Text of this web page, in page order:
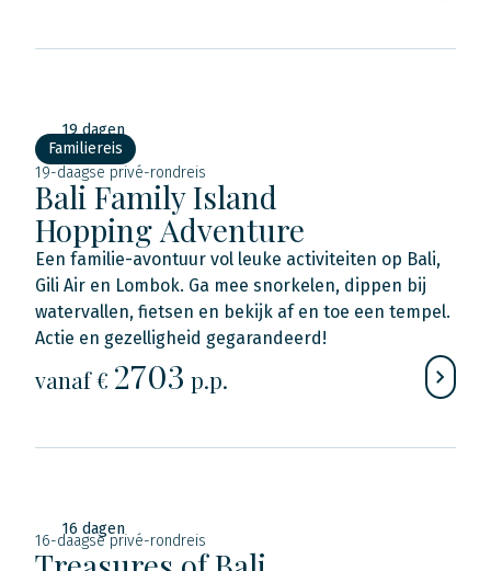
19 dagen
Familiereis
19-daagse privé-rondreis
Bali Family Island
Hopping Adventure
Een familie-avontuur vol leuke activiteiten op Bali,
Gili Air en Lombok. Ga mee snorkelen, dippen bij
watervallen, fietsen en bekijk af en toe een tempel.
Actie en gezelligheid gegarandeerd!
vanaf € 2703 p.p.
16 dagen
16-daagse privé-rondreis